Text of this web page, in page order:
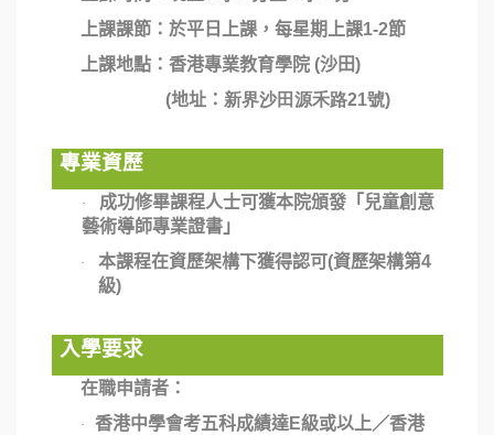
上課課節：於平日上課，每星期上課1-2節
上課地點：香港專業教育學院(沙田)
(地址： 新界沙田源禾路21號)
專業資歷
· 成功修畢課程人士可獲本院頒發「 兒童創意
藝術導師專業證書」
· 本課程在資歷架構下獲得認可(資歷架構第4
級)
入學要求
在職申請者：
· 香港中學會考五科成績達E級或以上／香港